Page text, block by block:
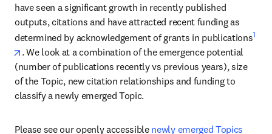
have seen a significant growth in recently published
outputs, citations and have attracted recent funding as
determined by acknowledgement of grants in publications1
opens in new tab/window
. We look at a combination of the emergence potential
(number of publications recently vs previous years), size
of the Topic, new citation relationships and funding to
classify a newly emerged Topic.
Please see our openly accessible newly emerged Topics